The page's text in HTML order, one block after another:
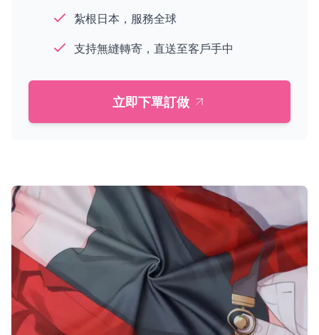
紮根日本，服務全球
支持無縫轉寄，直送至客戶手中
立即下單訂做